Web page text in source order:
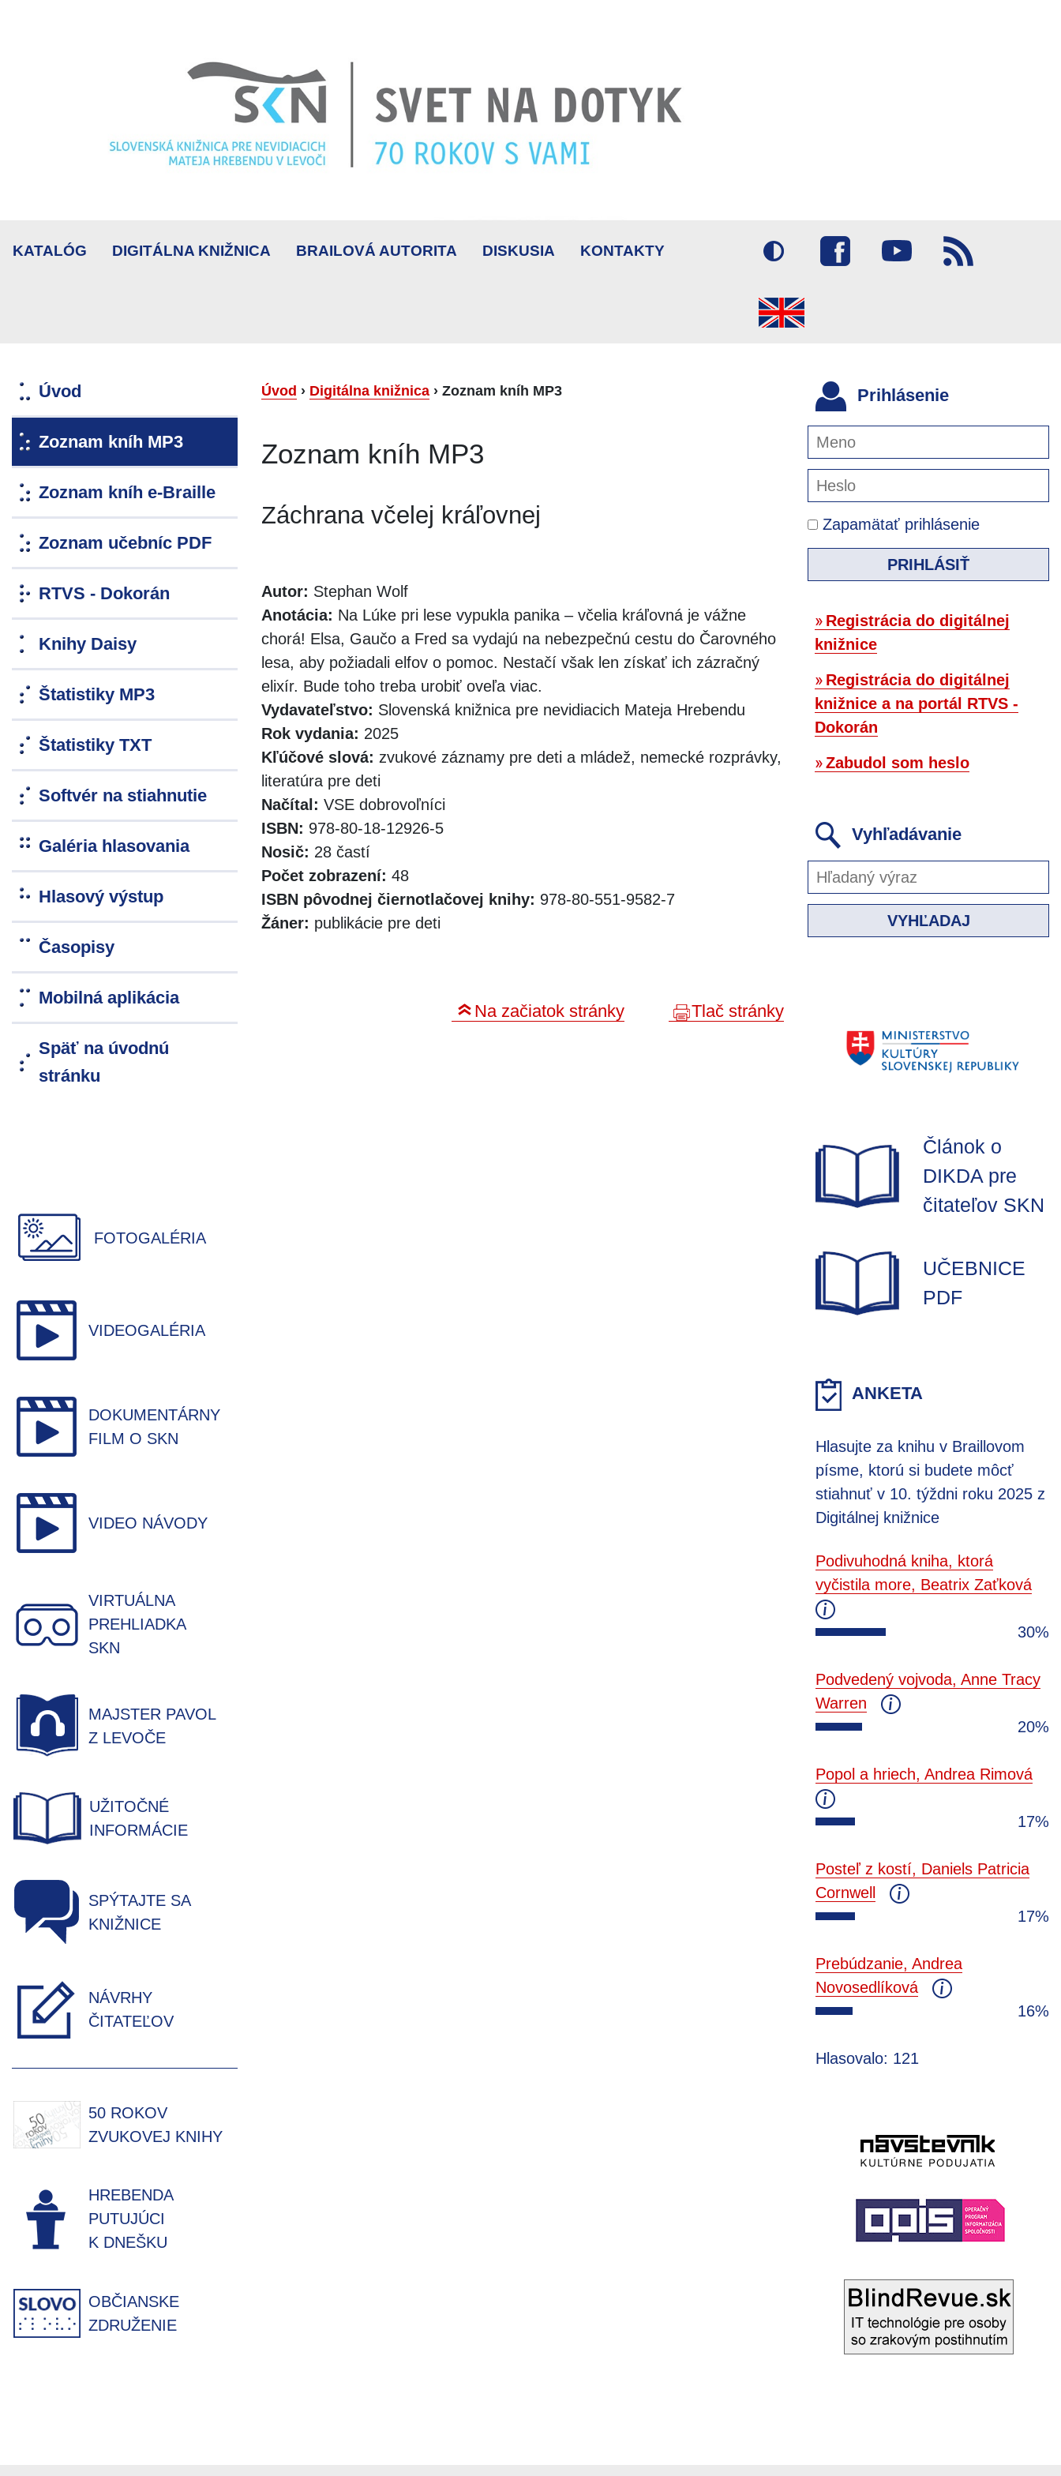
KATALÓG DIGITÁLNA KNIŽNICA BRAILOVÁ AUTORITA DISKUSIA KONTAKTY
Úvod
Zoznam kníh MP3
Zoznam kníh e-Braille
Zoznam učebníc PDF
RTVS - Dokorán
Knihy Daisy
Štatistiky MP3
Štatistiky TXT
Softvér na stiahnutie
Galéria hlasovania
Hlasový výstup
Časopisy
Mobilná aplikácia
Späť na úvodnú
stránku
FOTOGALÉRIA
VIDEOGALÉRIA
DOKUMENTÁRNY
FILM O SKN
VIDEO NÁVODY
VIRTUÁLNA
PREHLIADKA
SKN
MAJSTER PAVOL
Z LEVOČE
UŽITOČNÉ
INFORMÁCIE
SPÝTAJTE SA
KNIŽNICE
NÁVRHY
ČITATEĽOV
50 ROKOV
ZVUKOVEJ KNIHY
HREBENDA
PUTUJÚCI
K DNEŠKU
OBČIANSKE
ZDRUŽENIE
Úvod › Digitálna knižnica › Zoznam kníh MP3
Zoznam kníh MP3
Záchrana včelej kráľovnej
Autor: Stephan Wolf
Anotácia: Na Lúke pri lese vypukla panika – včelia kráľovná je vážne
chorá! Elsa, Gaučo a Fred sa vydajú na nebezpečnú cestu do Čarovného
lesa, aby požiadali elfov o pomoc. Nestačí však len získať ich zázračný
elixír. Bude toho treba urobiť oveľa viac.
Vydavateľstvo: Slovenská knižnica pre nevidiacich Mateja Hrebendu
Rok vydania: 2025
Kľúčové slová: zvukové záznamy pre deti a mládež, nemecké rozprávky,
literatúra pre deti
Načítal: VSE dobrovoľníci
ISBN: 978-80-18-12926-5
Nosič: 28 častí
Počet zobrazení: 48
ISBN pôvodnej čiernotlačovej knihy: 978-80-551-9582-7
Žáner: publikácie pre deti
Na začiatok stránky Tlač stránky
Prihlásenie
Zapamätať prihlásenie
PRIHLÁSIŤ
Registrácia do digitálnej
knižnice
Registrácia do digitálnej
knižnice a na portál RTVS -
Dokorán
Zabudol som heslo
Vyhľadávanie
VYHĽADAJ
Článok o
DIKDA pre
čitateľov SKN
UČEBNICE
PDF
ANKETA
Hlasujte za knihu v Braillovom
písme, ktorú si budete môcť
stiahnuť v 10. týždni roku 2025 z
Digitálnej knižnice
Podivuhodná kniha, ktorá
vyčistila more, Beatrix Zaťková
30%
Podvedený vojvoda, Anne Tracy
Warren
20%
Popol a hriech, Andrea Rimová
17%
Posteľ z kostí, Daniels Patricia
Cornwell
17%
Prebúdzanie, Andrea
Novosedlíková
16%
Hlasovalo: 121